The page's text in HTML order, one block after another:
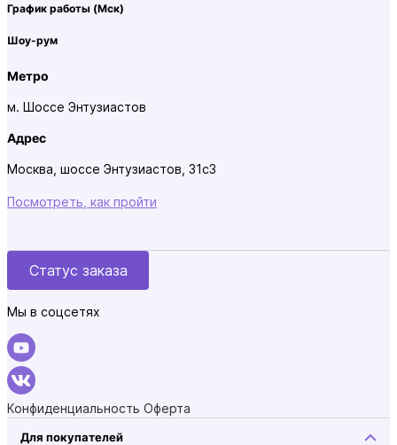
График работы (Мск)
Шоу-рум
Метро
м. Шоссе Энтузиастов
Адрес
Москва, шоссе Энтузиастов, 31с3
Посмотреть, как пройти
Статус заказа
Мы в соцсетях
Конфиденциальность Оферта
Для покупателей